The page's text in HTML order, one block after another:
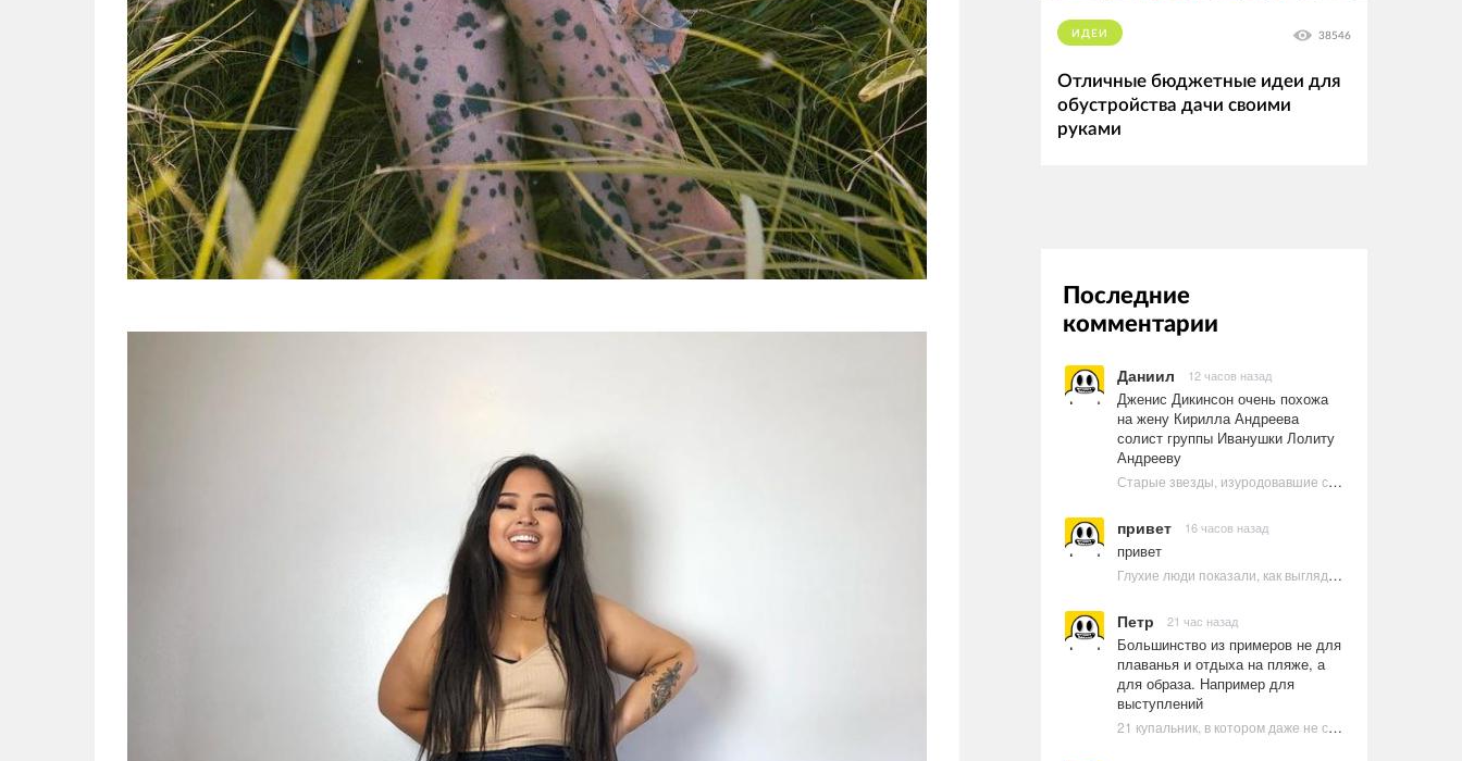
ИДЕИ 38546
Отличные бюджетные идеи для
обустройства дачи своими
руками
Последние
комментарии
Даниил 12 часов назад
Дженис Дикинсон очень похожа
на жену Кирилла Андреева
солист группы Иванушки Лолиту
Андрееву
Старые звезды, изуродовавшие себя пластикой
привет 16 часов назад
привет
Глухие люди показали, как выглядят ругательства на языке жестов
Петр 21 час назад
Большинство из примеров не для
плаванья и отдыха на пляже, а
для образа. Например для
выступлений
21 купальник, в котором даже не стоит пытаться плавать